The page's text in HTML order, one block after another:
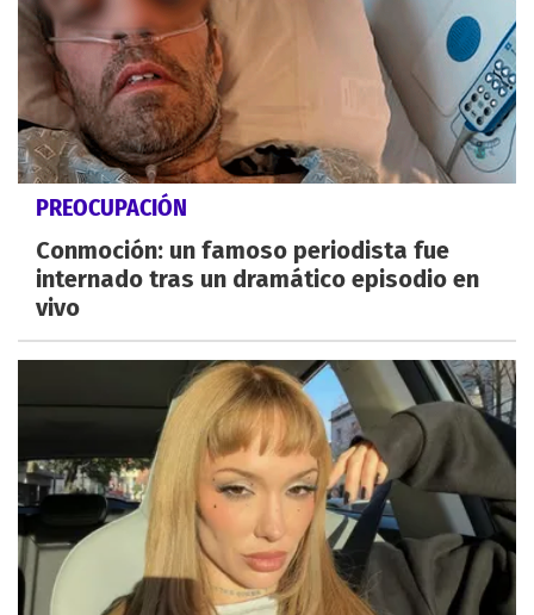
PREOCUPACIÓN
Conmoción: un famoso periodista fue
internado tras un dramático episodio en
vivo